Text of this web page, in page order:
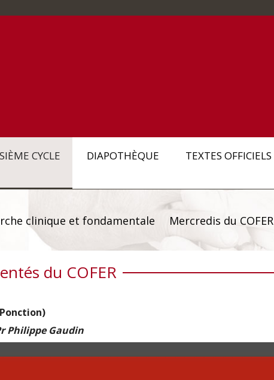
CYCLE DIAPOTHÈQUE TEXTES OFFICIELS
clinique et fondamentale Mercredis du COFER
du COFER
Philippe Gaudin